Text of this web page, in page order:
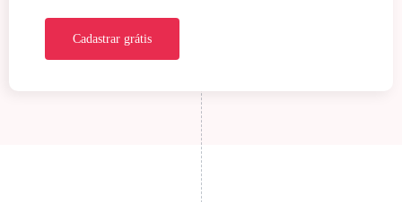
Cadastrar grátis